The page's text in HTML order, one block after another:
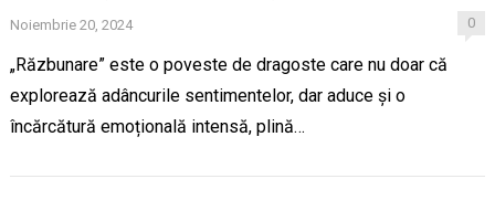
Noiembrie 20, 2024 0
„Răzbunare” este o poveste de dragoste care nu doar că
explorează adâncurile sentimentelor, dar aduce și o
încărcătură emoțională intensă, plină…